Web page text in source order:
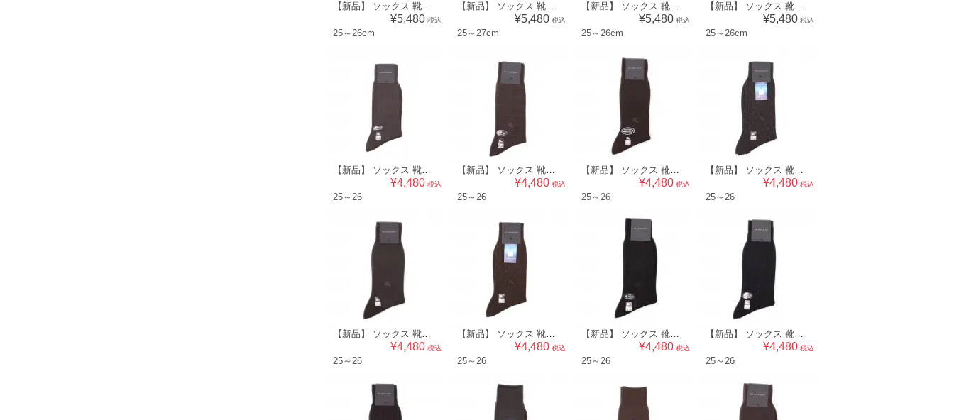
【新品】 ソックス 靴下 25～26cm バーバリー 45899 BURBERRY ホワイト系 メンズ
¥5,480 税込
25～26cm
【新品】 ソックス 靴下 ストライプ 25～27cm バーバリー 45900 BURBERRY ホワイト系 メンズ
¥5,480 税込
25～27cm
【新品】 ソックス 靴下 25～26cm バーバリー 45902 BURBERRY ブラウン系 メンズ
¥5,480 税込
25～26cm
【新品】 ソックス 靴下 ドット 25～26cm バーバリー 45904 BURBERRY ブラウン系 メンズ
¥5,480 税込
25～26cm
【新品】 ソックス 靴下 25～26 バーバリー 50479 BURBERRY グレー系 メンズ
¥4,480 税込
25～26
【新品】 ソックス 靴下 25～26 バーバリー 50478 BURBERRY ブラウン系 メンズ
¥4,480 税込
25～26
【新品】 ソックス 靴下 25～26 バーバリー 50477 BURBERRY ダークブラウン系 メンズ
¥4,480 税込
25～26
【新品】 ソックス 靴下 25～26 バーバリー 50476 BURBERRY グレー系 メンズ
¥4,480 税込
25～26
【新品】 ソックス 靴下 25～26 バーバリー 50475 BURBERRY グレー系 メンズ
¥4,480 税込
25～26
【新品】 ソックス 靴下 25～26 バーバリー 50473 BURBERRY ダークブラウン系 メンズ
¥4,480 税込
25～26
【新品】 ソックス 靴下 25～26 バーバリー 50471 BURBERRY ブラック系 メンズ
¥4,480 税込
25～26
【新品】 ソックス 靴下 25～26 バーバリー 50470 BURBERRY ネイビー系 メンズ
¥4,480 税込
25～26